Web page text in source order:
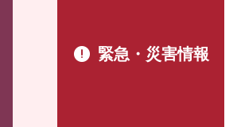
緊急・災害情報